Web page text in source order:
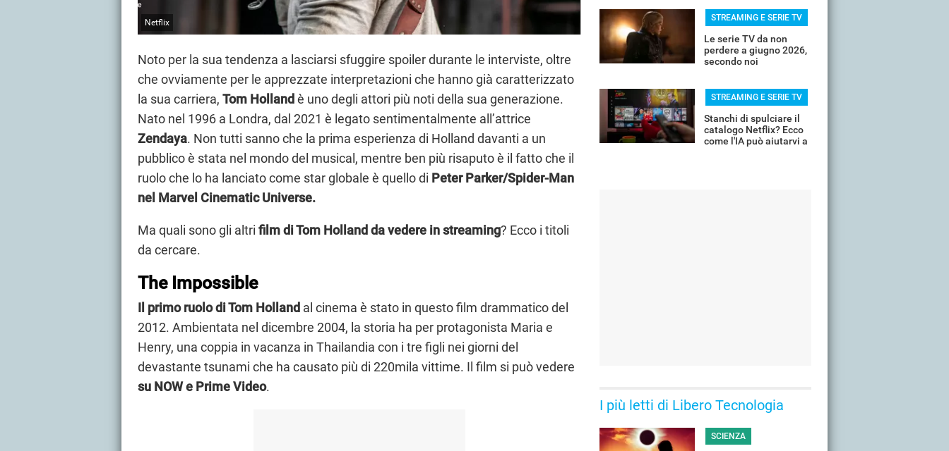
Netflix
Noto per la sua tendenza a lasciarsi sfuggire spoiler durante le interviste, oltre
che ovviamente per le apprezzate interpretazioni che hanno già caratterizzato
la sua carriera, Tom Holland è uno degli attori più noti della sua generazione.
Nato nel 1996 a Londra, dal 2021 è legato sentimentalmente all’attrice
Zendaya. Non tutti sanno che la prima esperienza di Holland davanti a un
pubblico è stata nel mondo del musical, mentre ben più risaputo è il fatto che il
ruolo che lo ha lanciato come star globale è quello di Peter Parker/Spider-Man
nel Marvel Cinematic Universe.
Ma quali sono gli altri film di Tom Holland da vedere in streaming? Ecco i titoli
da cercare.
The Impossible
Il primo ruolo di Tom Holland al cinema è stato in questo film drammatico del
2012. Ambientata nel dicembre 2004, la storia ha per protagonista Maria e
Henry, una coppia in vacanza in Thailandia con i tre figli nei giorni del
devastante tsunami che ha causato più di 220mila vittime. Il film si può vedere
su NOW e Prime Video.
STREAMING E SERIE TV
Le serie TV da non
perdere a giugno 2026,
secondo noi
STREAMING E SERIE TV
Stanchi di spulciare il
catalogo Netflix? Ecco
come l'IA può aiutarvi a
I più letti di Libero Tecnologia
SCIENZA